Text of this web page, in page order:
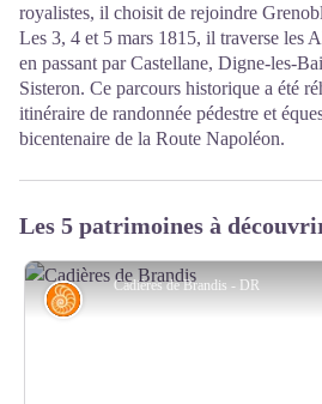
royalistes, il choisit de rejoindre
Les 3, 4 et 5 mars 1815, il traverse les
en passant par Castellane, Digne-les-
Sisteron. Ce parcours historique a été
itinéraire de randonnée pédestre et
bicentenaire de la Route Napoléon.
Les 5 patrimoines à
Cadières de Brandis - DR
Géologie